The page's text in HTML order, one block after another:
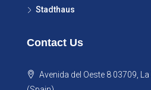
Stadthaus
Contact Us
Avenida del Oeste 8 03709,